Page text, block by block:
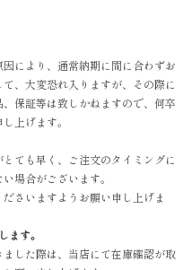
により、通常納期に間に合わずお
、大変恐れ入りますが、その際に
保証等は致しかねますので、何卒
上げます。
ても早く、ご注文のタイミングに
場合がございます。
さいますようお願い申し上げま
ます。
した際は、当店にて在庫確認が取